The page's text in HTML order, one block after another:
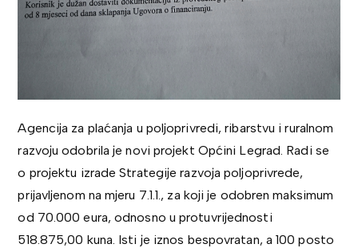
Agencija za plaćanja u poljoprivredi, ribarstvu i ruralnom
razvoju odobrila je novi projekt Općini Legrad. Radi se
o projektu izrade Strategije razvoja poljoprivrede,
prijavljenom na mjeru 7.1.1., za koji je odobren maksimum
od 70.000 eura, odnosno u protuvrijednosti
518.875,00 kuna. Isti je iznos bespovratan, a 100 posto